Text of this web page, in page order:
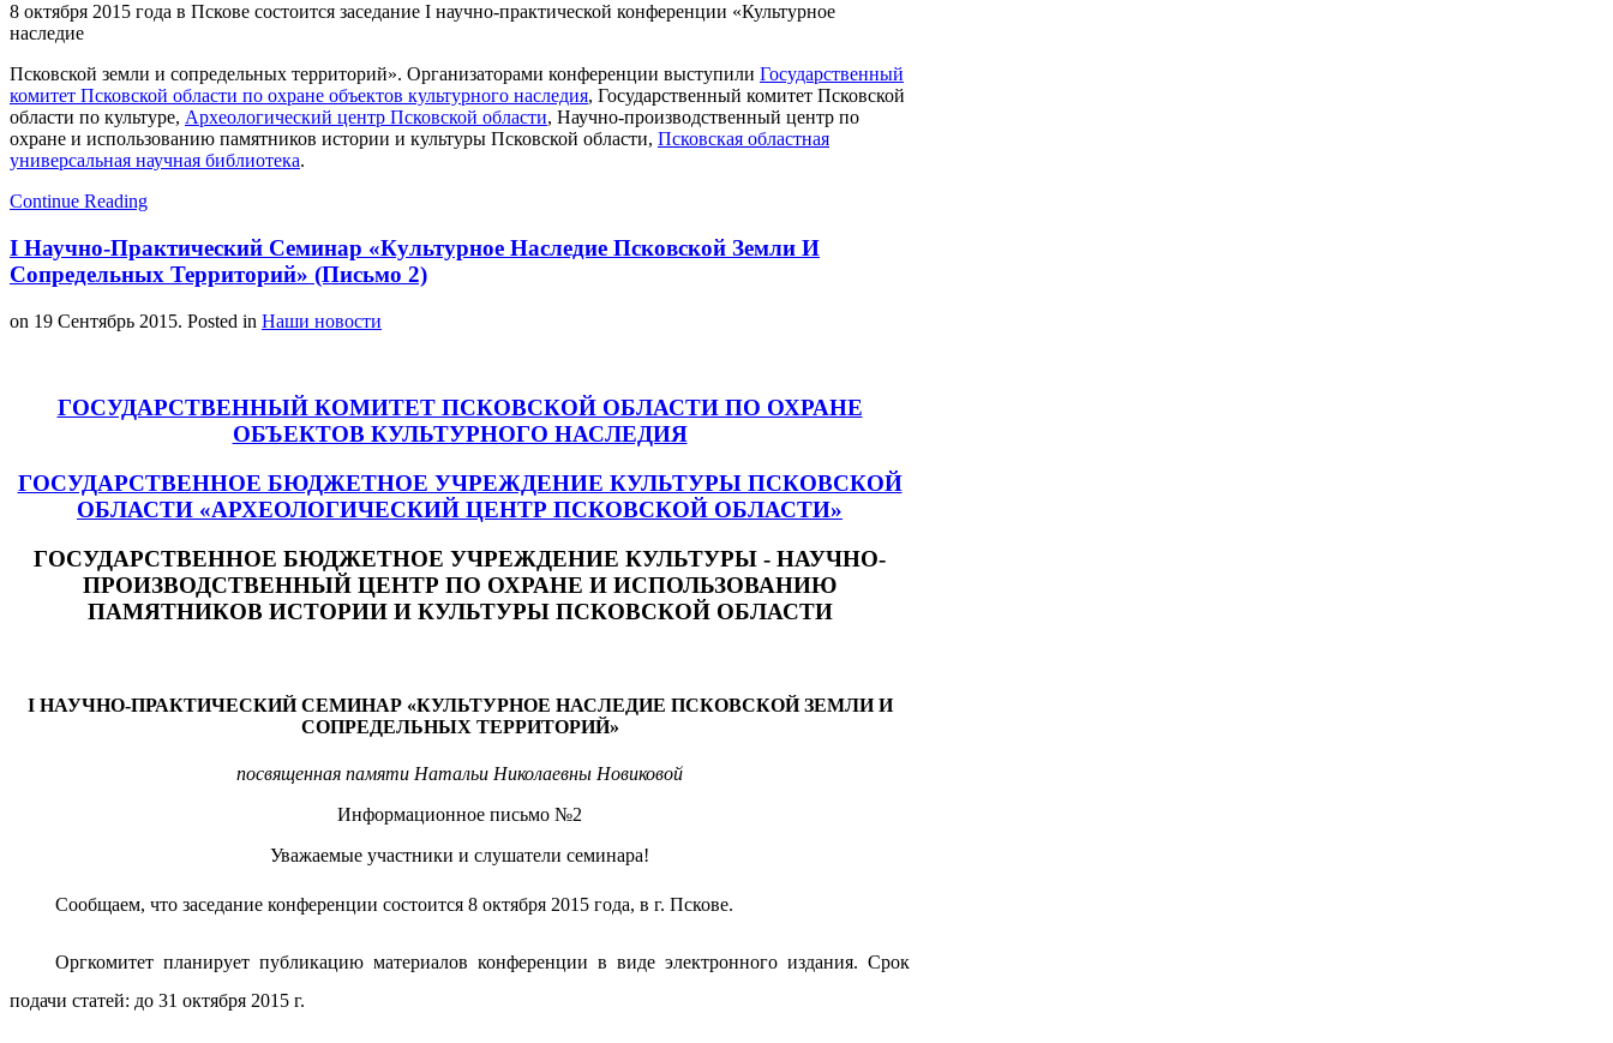
8 октября 2015 года в Пскове состоится заседание I научно-практической конференции «Культурное
наследие
Псковской земли и сопредельных территорий». Организаторами конференции выступили Государственный
комитет Псковской области по охране объектов культурного наследия, Государственный комитет Псковской
области по культуре, Археологический центр Псковской области, Научно-производственный центр по
охране и использованию памятников истории и культуры Псковской области, Псковская областная
универсальная научная библиотека.
Continue Reading
I Научно-Практический Семинар «Культурное Наследие Псковской Земли И
Сопредельных Территорий» (Письмо 2)
on 19 Сентябрь 2015. Posted in Наши новости
ГОСУДАРСТВЕННЫЙ КОМИТЕТ ПСКОВСКОЙ ОБЛАСТИ ПО ОХРАНЕ
ОБЪЕКТОВ КУЛЬТУРНОГО НАСЛЕДИЯ
ГОСУДАРСТВЕННОЕ БЮДЖЕТНОЕ УЧРЕЖДЕНИЕ КУЛЬТУРЫ ПСКОВСКОЙ
ОБЛАСТИ «АРХЕОЛОГИЧЕСКИЙ ЦЕНТР ПСКОВСКОЙ ОБЛАСТИ»
ГОСУДАРСТВЕННОЕ БЮДЖЕТНОЕ УЧРЕЖДЕНИЕ КУЛЬТУРЫ - НАУЧНО-
ПРОИЗВОДСТВЕННЫЙ ЦЕНТР ПО ОХРАНЕ И ИСПОЛЬЗОВАНИЮ
ПАМЯТНИКОВ ИСТОРИИ И КУЛЬТУРЫ ПСКОВСКОЙ ОБЛАСТИ
I НАУЧНО-ПРАКТИЧЕСКИЙ СЕМИНАР «КУЛЬТУРНОЕ НАСЛЕДИЕ ПСКОВСКОЙ ЗЕМЛИ И
СОПРЕДЕЛЬНЫХ ТЕРРИТОРИЙ»
посвященная памяти Натальи Николаевны Новиковой
Информационное письмо №2
Уважаемые участники и слушатели семинара!
Сообщаем, что заседание конференции состоится 8 октября 2015 года, в г. Пскове.
Оргкомитет планирует публикацию материалов конференции в виде электронного издания. Срок
подачи статей: до 31 октября 2015 г.